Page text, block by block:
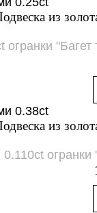
из
из
огранки